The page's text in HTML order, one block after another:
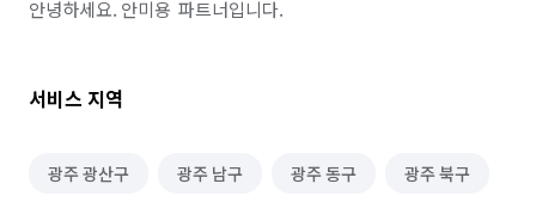
안녕하세요. 안미용  파트너입니다.
서비스 지역
광주 광산구 광주 남구 광주 동구 광주 북구